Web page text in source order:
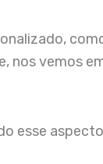
nos vemos
esse